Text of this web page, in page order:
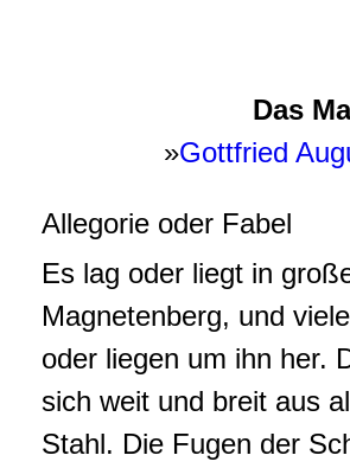
Das
»Gottfried
Allegorie oder Fabel
Es lag oder liegt in
Magnetenberg, und
oder liegen um ihn her.
sich weit und breit aus
Stahl. Die Fugen der